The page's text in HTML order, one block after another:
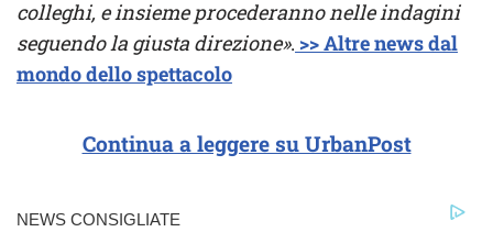
colleghi, e insieme procederanno nelle indagini
seguendo la giusta direzione». >> Altre news dal
mondo dello spettacolo
Continua a leggere su UrbanPost